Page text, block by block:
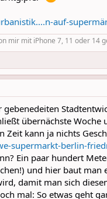
auf-
mir mit iPhone 7, 11 oder 14
gebenedeiten
übernächste
Zeit kann ja nichts
supermarkt-berlin-
Ein paar hundert
und hier baut
damit man sich
mal: So etwas geht